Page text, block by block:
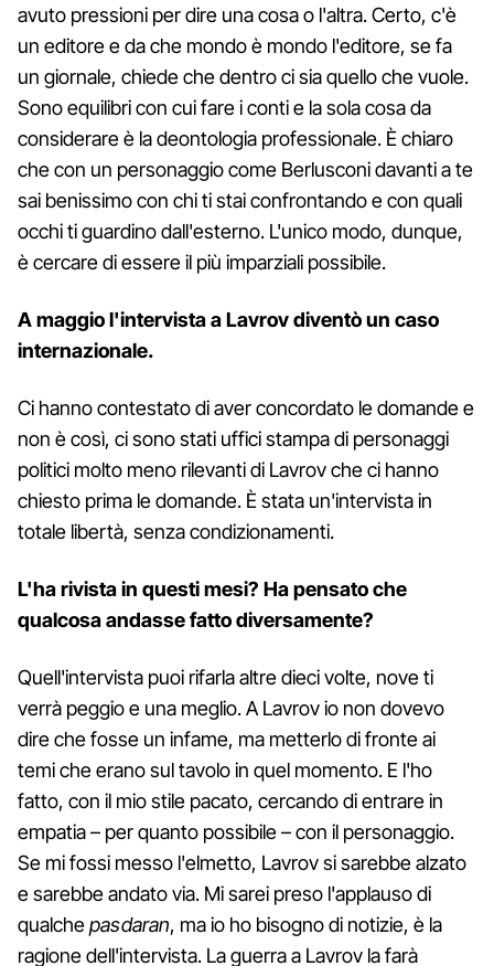
avuto pressioni per dire una cosa o l'altra. Certo, c'è
un editore e da che mondo è mondo l'editore, se fa
un giornale, chiede che dentro ci sia quello che vuole.
Sono equilibri con cui fare i conti e la sola cosa da
considerare è la deontologia professionale. È chiaro
che con un personaggio come Berlusconi davanti a te
sai benissimo con chi ti stai confrontando e con quali
occhi ti guardino dall'esterno. L'unico modo, dunque,
è cercare di essere il più imparziali possibile.
A maggio l'intervista a Lavrov diventò un caso
internazionale.
Ci hanno contestato di aver concordato le domande e
non è così, ci sono stati uffici stampa di personaggi
politici molto meno rilevanti di Lavrov che ci hanno
chiesto prima le domande. È stata un'intervista in
totale libertà, senza condizionamenti.
L'ha rivista in questi mesi? Ha pensato che
qualcosa andasse fatto diversamente?
Quell'intervista puoi rifarla altre dieci volte, nove ti
verrà peggio e una meglio. A Lavrov io non dovevo
dire che fosse un infame, ma metterlo di fronte ai
temi che erano sul tavolo in quel momento. E l'ho
fatto, con il mio stile pacato, cercando di entrare in
empatia – per quanto possibile – con il personaggio.
Se mi fossi messo l'elmetto, Lavrov si sarebbe alzato
e sarebbe andato via. Mi sarei preso l'applauso di
qualchepasdaran, ma io ho bisogno di notizie, è la
ragione dell'intervista. La guerra a Lavrov la farà